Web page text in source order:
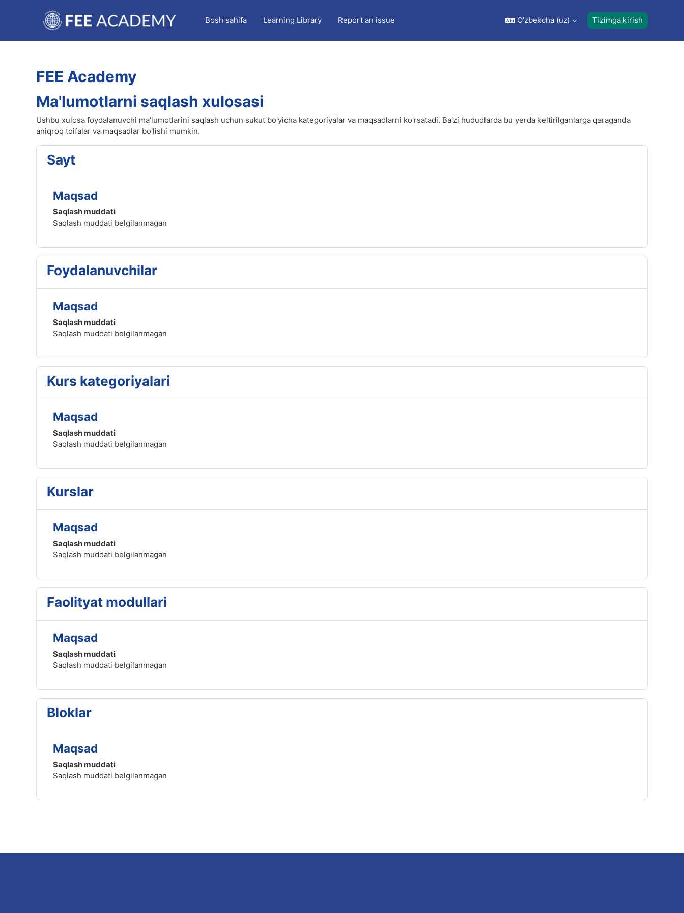
Bosh sahifa
Learning Library Report an issue O'zbekcha ‎(uz)‎ Tizimga kirish
FEE Academy
Ma'lumotlarni saqlash xulosasi
Ushbu xulosa foydalanuvchi ma'lumotlarini saqlash uchun sukut bo'yicha kategoriyalar va maqsadlarni ko'rsatadi. Ba'zi hududlarda bu yerda keltirilganlarga qaraganda
aniqroq toifalar va maqsadlar bo'lishi mumkin.
Sayt
Maqsad
Saqlash muddati
Saqlash muddati belgilanmagan
Foydalanuvchilar
Maqsad
Saqlash muddati
Saqlash muddati belgilanmagan
Kurs kategoriyalari
Maqsad
Saqlash muddati
Saqlash muddati belgilanmagan
Kurslar
Maqsad
Saqlash muddati
Saqlash muddati belgilanmagan
Faolityat modullari
Maqsad
Saqlash muddati
Saqlash muddati belgilanmagan
Bloklar
Maqsad
Saqlash muddati
Saqlash muddati belgilanmagan